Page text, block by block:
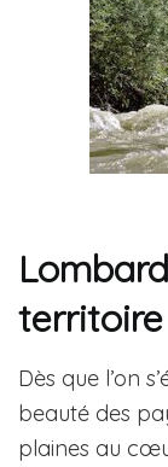
territoire
Dès que l’on
beauté des
plaines au